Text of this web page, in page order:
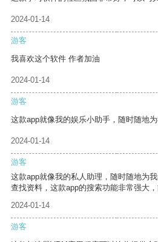
2024-01-14
游客
我喜欢这个软件 作者加油
2024-01-14
游客
这款app就像我的娱乐小助手，随时随地为
2024-01-14
游客
这款app就像我的私人助理，随时随地为
查找资料，这款app的搜索功能非常强大
2024-01-14
游客